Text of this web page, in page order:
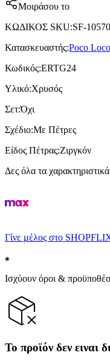
Μοιράσου το
ΚΩΔΙΚΟΣ SKU:SF-
Κατασκευαστής:Poco Loco
Κωδικός:ERTG24
Υλικό:Χρυσός
Σετ:Όχι
Σχέδιο:Με Πέτρες
Είδος Πέτρας:Ζιργκόν
Δες όλα τα χαρακτηριστικά
Γίνε μέλος στο
Ισχύουν όροι &
Το προϊόν δεν ειναι